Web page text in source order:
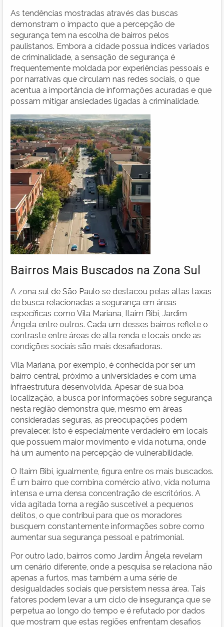
As tendências mostradas através das buscas
demonstram o impacto que a percepção de
segurança tem na escolha de bairros pelos
paulistanos. Embora a cidade possua índices variados
de criminalidade, a sensação de segurança é
frequentemente moldada por experiências pessoais e
por narrativas que circulam nas redes sociais, o que
acentua a importância de informações acuradas e que
possam mitigar ansiedades ligadas à criminalidade.
Bairros Mais Buscados na Zona Sul
A zona sul de São Paulo se destacou pelas altas taxas
de busca relacionadas a segurança em áreas
específicas como Vila Mariana, Itaim Bibi, Jardim
Ângela entre outros. Cada um desses bairros reflete o
contraste entre áreas de alta renda e locais onde as
condições sociais são mais desafiadoras.
Vila Mariana, por exemplo, é conhecida por ser um
bairro central, próximo a universidades e com uma
infraestrutura desenvolvida. Apesar de sua boa
localização, a busca por informações sobre segurança
nesta região demonstra que, mesmo em áreas
consideradas seguras, as preocupações podem
prevalecer. Isto é especialmente verdadeiro em locais
que possuem maior movimento e vida noturna, onde
há um aumento na percepção de vulnerabilidade.
O Itaim Bibi, igualmente, figura entre os mais buscados.
É um bairro que combina comércio ativo, vida noturna
intensa e uma densa concentração de escritórios. A
vida agitada torna a região suscetível a pequenos
delitos, o que contribui para que os moradores
busquem constantemente informações sobre como
aumentar sua segurança pessoal e patrimonial.
Por outro lado, bairros como Jardim Ângela revelam
um cenário diferente, onde a pesquisa se relaciona não
apenas a furtos, mas também a uma série de
desigualdades sociais que persistem nessa área. Tais
fatores podem levar a um ciclo de insegurança que se
perpetua ao longo do tempo e é refutado por dados
que mostram que estas regiões enfrentam desafios